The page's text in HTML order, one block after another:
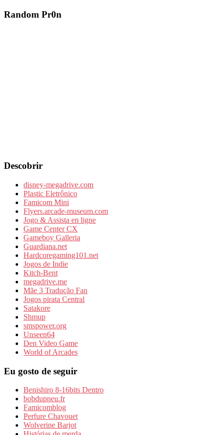
Random Pr0n
Descobrir
disney-megadrive.com
Plastic Eletrônico
Famicom Mini
Flyers.arcade-museum.com
Jogo & Assista en ligne
Game Center CX
Gameboy Galleria
Guardiana.net
Hardcoregaming101.net
Jogos de Indie
Kitch-Bent
megadrive.me
Mãe 3 Tradução Fan
Jogos pirata Central
Satakore
Shmup
smspower.org
Unseen64
Den Video Game
World of Arcades
Eu gosto de seguir
Benishiro 8-16bits Dentro
bobdupneu.fr
Famicomblog
Perfure Chavouet
Wolverine Barjot